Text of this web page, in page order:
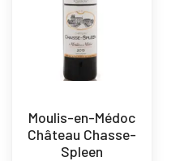
Moulis-en-Médoc
Château Chasse-
Spleen